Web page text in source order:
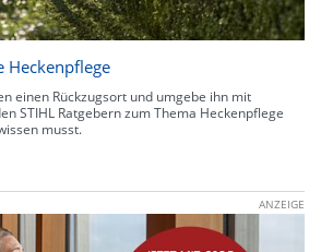
Heckenpflege
einen Rückzugsort und umgebe ihn mit
STIHL Ratgebern zum Thema Heckenpflege
musst.
ANZEIGE